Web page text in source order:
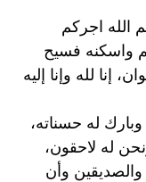
الله اجركم
واسكنه فسيح
إنا لله وإنا إليه
له حسناته،
له لاحقون،
والصديقين وأن